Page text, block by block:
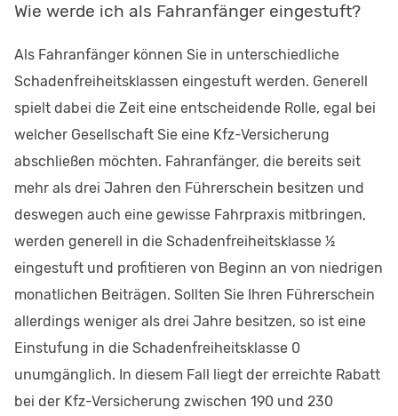
Wie werde ich als Fahranfänger eingestuft?
Als Fahranfänger können Sie in unterschiedliche
Schadenfreiheitsklassen eingestuft werden. Generell
spielt dabei die Zeit eine entscheidende Rolle, egal bei
welcher Gesellschaft Sie eine Kfz-Versicherung
abschließen möchten. Fahranfänger, die bereits seit
mehr als drei Jahren den Führerschein besitzen und
deswegen auch eine gewisse Fahrpraxis mitbringen,
werden generell in die Schadenfreiheitsklasse ½
eingestuft und profitieren von Beginn an von niedrigen
monatlichen Beiträgen. Sollten Sie Ihren Führerschein
allerdings weniger als drei Jahre besitzen, so ist eine
Einstufung in die Schadenfreiheitsklasse 0
unumgänglich. In diesem Fall liegt der erreichte Rabatt
bei der Kfz-Versicherung zwischen 190 und 230